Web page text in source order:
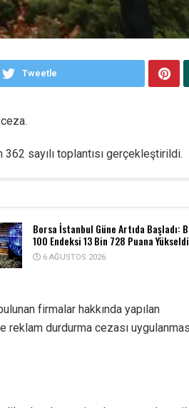
Tweetle
sayılı toplantısı gerçekleştirildi.
Borsa İstanbul Güne Artıda Başladı:
100 Endeksi 13 Bin 728 Puana Yükseldi
6 AĞUSTOS 2026
firmalar hakkında yapılan
durdurma cezası